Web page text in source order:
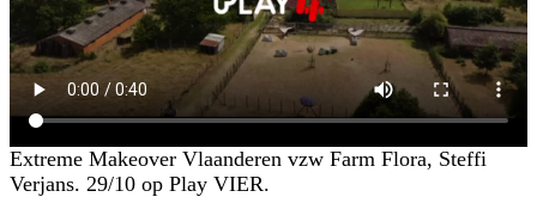
Extreme Makeover Vlaanderen vzw Farm Flora, Steffi
Verjans. 29/10 op Play VIER.